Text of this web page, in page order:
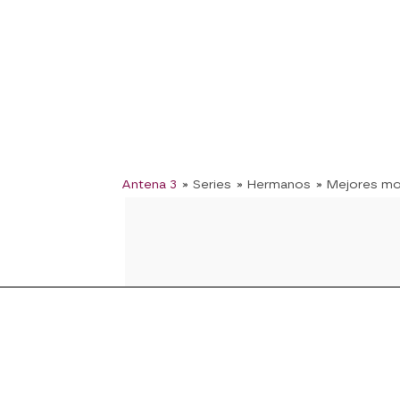
Antena 3 » Series » Hermanos » Mejores